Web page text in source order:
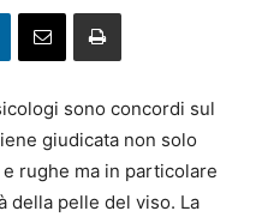
sono concordi sul
giudicata non solo
rughe ma in particolare
della pelle del viso. La